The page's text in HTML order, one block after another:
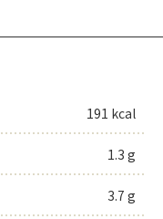
191 kcal
1.3 g
3.7 g